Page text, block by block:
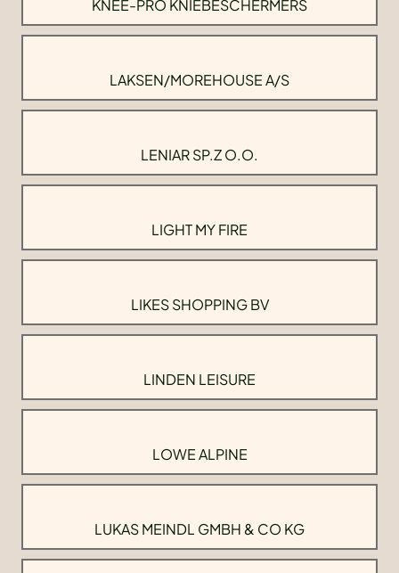
KNEE-PRO KNIEBESCHERMERS
LAKSEN/MOREHOUSE A/S
LENIAR SP.Z O.O.
LIGHT MY FIRE
LIKES SHOPPING BV
LINDEN LEISURE
LOWE ALPINE
LUKAS MEINDL GMBH & CO KG